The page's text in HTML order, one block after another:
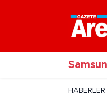
HABERLER
Nöbetçi Eczaneler
Hava Durumu
Samsun Namaz